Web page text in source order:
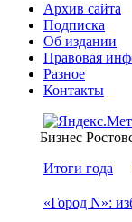
Архив сайта
Подписка
Об издании
Правовая
Разное
Контакты
Бизнес
Итоги года
«Город N»: